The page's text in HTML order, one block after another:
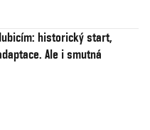
historický start,
Ale i smutná